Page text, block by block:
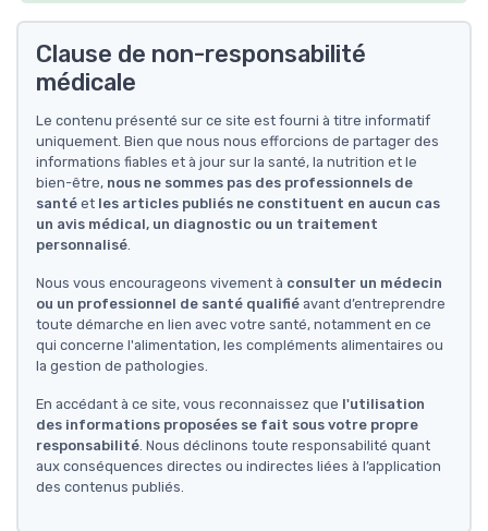
Clause de non-responsabilité
médicale
Le contenu présenté sur ce site est fourni à titre informatif
uniquement. Bien que nous nous efforcions de partager des
informations fiables et à jour sur la santé, la nutrition et le
bien-être, nous ne sommes pas des professionnels de
santé et les articles publiés ne constituent en aucun cas
un avis médical, un diagnostic ou un traitement
personnalisé.
Nous vous encourageons vivement à consulter un médecin
ou un professionnel de santé qualifié avant d’entreprendre
toute démarche en lien avec votre santé, notamment en ce
qui concerne l'alimentation, les compléments alimentaires ou
la gestion de pathologies.
En accédant à ce site, vous reconnaissez que l'utilisation
des informations proposées se fait sous votre propre
responsabilité. Nous déclinons toute responsabilité quant
aux conséquences directes ou indirectes liées à l’application
des contenus publiés.